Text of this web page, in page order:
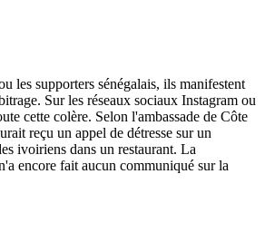
les supporters sénégalais, ils manifestent
Sur les réseaux sociaux Instagram ou
cette colère. Selon l'ambassade de Côte
reçu un appel de détresse sur un
ivoiriens dans un restaurant. La
encore fait aucun communiqué sur la